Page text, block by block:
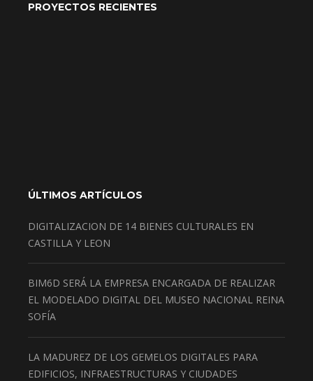
PROYECTOS RECIENTES
ÚLTIMOS ARTÍCULOS
DIGITALIZACION DE 14 BIENES CULTURALES EN
CASTILLA Y LEON
BIM6D SERÁ LA EMPRESA ENCARGADA DE REALIZAR
EL MODELADO DIGITAL DEL MUSEO NACIONAL REINA
SOFÍA
LA MADUREZ DE LOS GEMELOS DIGITALES PARA
EDIFICIOS, INFRAESTRUCTURAS Y CIUDADES